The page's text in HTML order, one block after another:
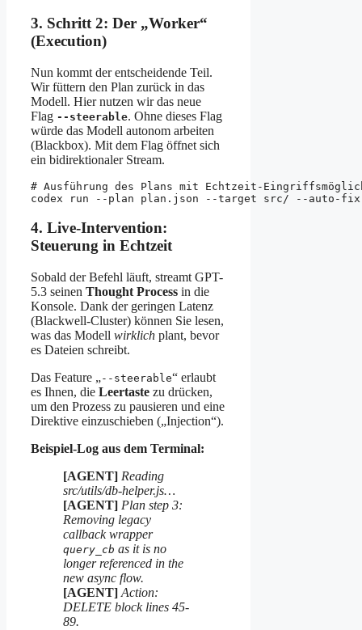
3. Schritt 2: Der „Worker“
(Execution)
Nun kommt der entscheidende Teil.
Wir füttern den Plan zurück in das
Modell. Hier nutzen wir das neue
Flag --steerable. Ohne dieses Flag
würde das Modell autonom arbeiten
(Blackbox). Mit dem Flag öffnet sich
ein bidirektionaler Stream.
# Ausführung des Plans mit Echtzeit-
4. Live-Intervention:
Steuerung in Echtzeit
Sobald der Befehl läuft, streamt GPT-
5.3 seinen Thought Process in die
Konsole. Dank der geringen Latenz
(Blackwell-Cluster) können Sie lesen,
was das Modell wirklich plant, bevor
es Dateien schreibt.
Das Feature „--steerable“ erlaubt
es Ihnen, die Leertaste zu drücken,
um den Prozess zu pausieren und eine
Direktive einzuschieben („Injection“).
Beispiel-Log aus dem Terminal:
[AGENT] Reading
src/utils/db-helper.js…
[AGENT] Plan step 3:
Removing legacy
callback wrapper
query_cb as it is no
longer referenced in the
new async flow.
[AGENT] Action:
DELETE block lines 45-
89.